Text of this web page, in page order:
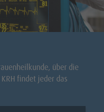
über die
findet jeder das